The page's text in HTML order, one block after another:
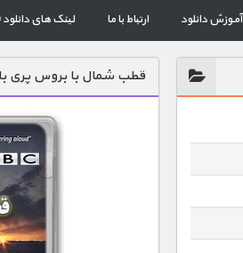
آموزش دانلود ارتباط با ما لینک های
قطب شمال با بروس پری